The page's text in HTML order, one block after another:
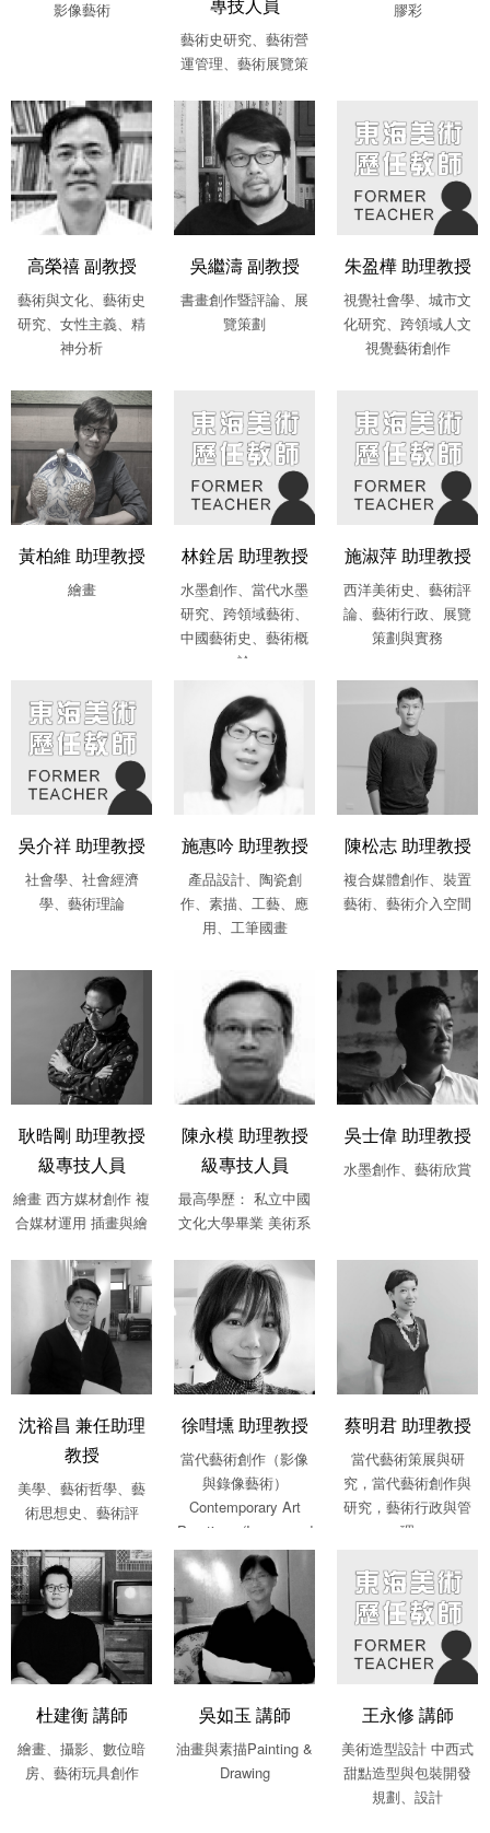
影像藝術 專技人員
藝術史研究、藝術營
運管理、藝術展覽策
膠彩
高榮禧 副教授
藝術與文化、藝術史
研究、女性主義、精
神分析
吳繼濤 副教授
書畫創作暨評論、展
覽策劃
朱盈樺 助理教授
視覺社會學、城市文
化研究、跨領域人文
視覺藝術創作
黃柏維 助理教授
繪畫
林銓居 助理教授
水墨創作、當代水墨
研究、跨領域藝術、
中國藝術史、藝術概
論
施淑萍 助理教授
西洋美術史、藝術評
論、藝術行政、展覽
策劃與實務
吳介祥 助理教授
社會學、社會經濟
學、藝術理論
施惠吟 助理教授
產品設計、陶瓷創
作、素描、工藝、應
用、工筆國畫
陳松志 助理教授
複合媒體創作、裝置
藝術、藝術介入空間
耿晧剛 助理教授
級專技人員
繪畫 西方媒材創作 複
合媒材運用 插畫與繪
行設計 ....
陳永模 助理教授
級專技人員
最高學歷： 私立中國
文化大學畢業 美術系
吳士偉 助理教授
水墨創作、藝術欣賞
沈裕昌 兼任助理
教授
美學、藝術哲學、藝
術思想史、藝術評
徐嘒壎 助理教授
當代藝術創作（影像
與錄像藝術）
Contemporary Art
Practices (Image and
Video Art)
蔡明君 助理教授
當代藝術策展與研
究，當代藝術創作與
研究，藝術行政與管
理
杜建衡 講師
繪畫、攝影、數位暗
房、藝術玩具創作
吳如玉 講師
油畫與素描Painting &
Drawing
王永修 講師
美術造型設計 中西式
甜點造型與包裝開發
規劃、設計